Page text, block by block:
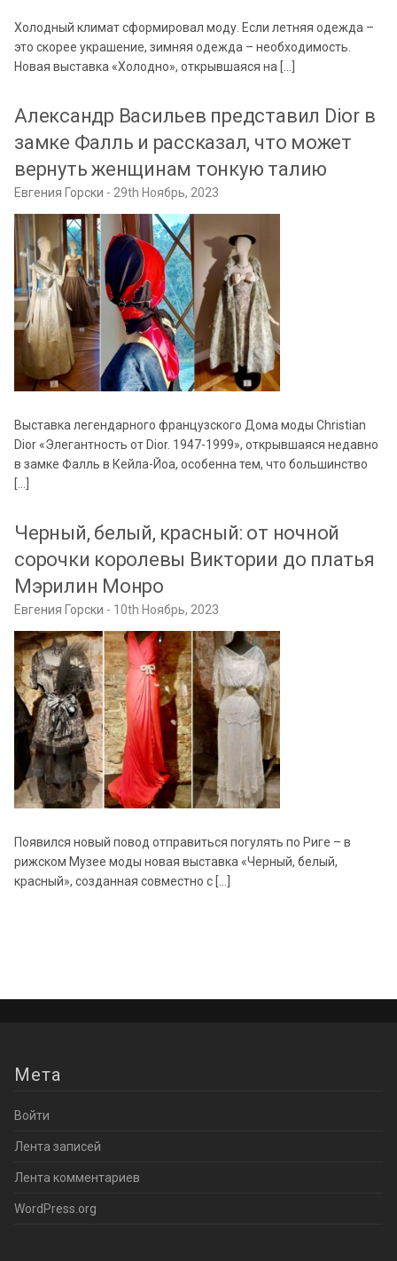
Холодный климат сформировал моду. Если летняя одежда –
это скорее украшение, зимняя одежда – необходимость.
Новая выставка «Холодно», открывшаяся на […]
Александр Васильев представил Dior в
замке Фалль и рассказал, что может
вернуть женщинам тонкую талию
Евгения Горски 29th Ноябрь, 2023
Выставка легендарного французского Дома моды Christian
Dior «Элегантность от Dior. 1947-1999», открывшаяся недавно
в замке Фалль в Кейла-Йоа, особенна тем, что большинство
Черный, белый, красный: от ночной
сорочки королевы Виктории до платья
Мэрилин Монро
Евгения Горски 10th Ноябрь, 2023
Появился новый повод отправиться погулять по Риге – в
рижском Музее моды новая выставка «Черный, белый,
красный», созданная совместно с […]
Мета
Войти
Лента записей
Лента комментариев
WordPress.org